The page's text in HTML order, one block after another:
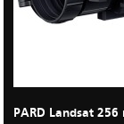
PARD Landsat